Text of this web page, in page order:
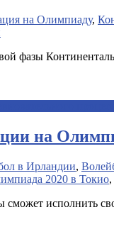
на Олимпиаду,
фазы
на
в Ирландии,
2020 в Токио,
сможет исполнить